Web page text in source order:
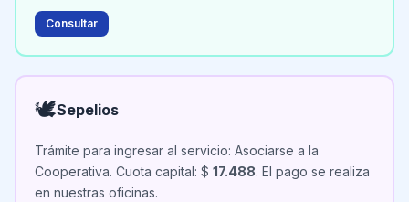
tienen bonificados por tres meses el costo de los
servicios que contraten.
Balneario Marisol: consultar PROMOCIONES de abono
prepago por 3 meses.
Consultar
🕊️Sepelios
Trámite para ingresar al servicio: Asociarse a la
Cooperativa. Cuota capital: $ 17.488. El pago se realiza
en nuestras oficinas.